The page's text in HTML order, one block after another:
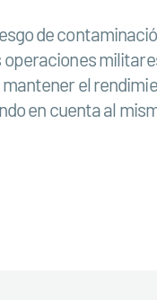
de
operaciones
el
en cuenta al